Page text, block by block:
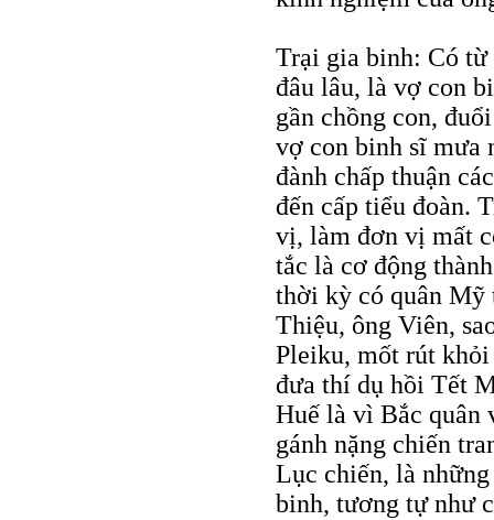
Trại gia binh: Có
đâu lâu, là vợ con
gần chồng con,
vợ con binh sĩ mưa
đành chấp thuận
đến cấp tiểu đoàn.
vị, làm đơn vị mất
tắc là cơ động
thời kỳ có quân Mỹ
Thiệu, ông Viên,
Pleiku, mốt rút
đưa thí dụ hồi Tết
Huế là vì Bắc quân
gánh nặng chiến
Lục chiến, là
binh, tương tự như